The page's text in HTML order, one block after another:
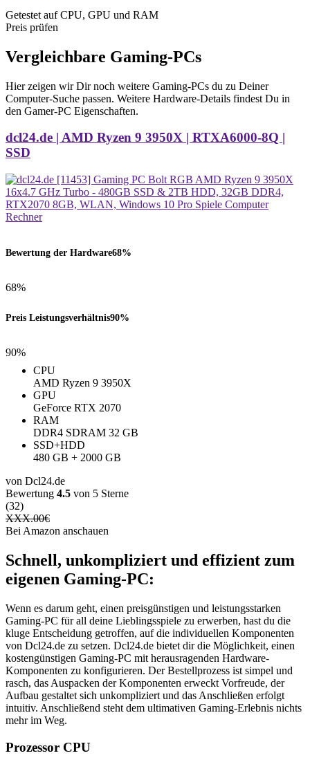
Getestet auf CPU, GPU und RAM
Preis prüfen
Vergleichbare Gaming-PCs
Hier zeigen wir Dir noch weitere Gaming-PCs du zu Deiner
Computer-Suche passen. Weitere Hardware-Details findest Du in
den Gamer-PC Eigenschaften.
dcl24.de | AMD Ryzen 9 3950X | RTXA6000-8Q |
SSD
Bewertung der Hardware68%
68%
Preis Leistungsverhältnis90%
90%
CPU
AMD Ryzen 9 3950X
GPU
GeForce RTX 2070
RAM
DDR4 SDRAM 32 GB
SSD+HDD
480 GB + 2000 GB
von Dcl24.de
Bewertung 4.5 von 5 Sterne
(32)
XXX.00€
Bei Amazon anschauen
Schnell, unkompliziert und effizient zum
eigenen Gaming-PC:
Wenn es darum geht, einen preisgünstigen und leistungsstarken
Gaming-PC für all deine Lieblingsspiele zu erwerben, hast du die
kluge Entscheidung getroffen, auf die individuellen Komponenten
von Dcl24.de zu setzen. Dcl24.de bietet dir die Möglichkeit, einen
kostengünstigen Gaming-PC mit herausragenden Hardware-
Komponenten zu konfigurieren. Der Bestellprozess ist simpel und
rasch, das Auspacken der Komponenten erweckt Vorfreude, der
Aufbau gestaltet sich unkompliziert und das Anschließen erfolgt
intuitiv. Anschließend steht dem ultimativen Gaming-Erlebnis nichts
mehr im Weg.
Prozessor CPU